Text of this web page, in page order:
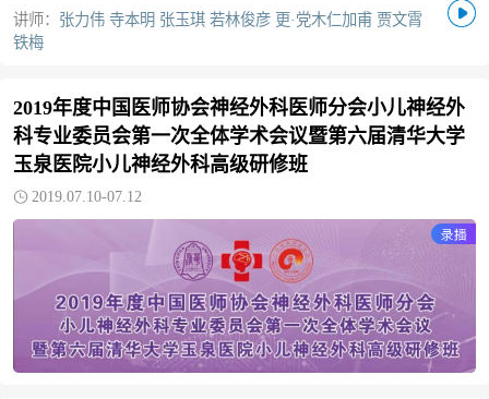
讲师： 张力伟 寺本明 张玉琪 若林俊彦 更·党木仁加甫 贾文霄
铁梅
2019年度中国医师协会神经外科医师分会小儿神经外
科专业委员会第一次全体学术会议暨第六届清华大学
玉泉医院小儿神经外科高级研修班
2019.07.10-07.12